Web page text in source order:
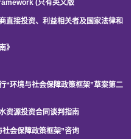
(只有英文版
直接投资、利益相关者及国家法律和
》
“环境与社会保障政策框架”草案第二
资源投资合同谈判指南
会保障政策框架”咨询